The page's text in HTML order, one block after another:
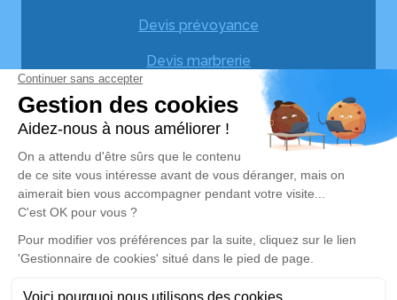
Devis prévoyance
Devis marbrerie
Nos agences
Pompes Funèbres et Marbrerie GIACOMO Funéraire
04 86 68 25 84
giacomo.funeraire@gmail.com
92 Avenue des Chutes Lavie - 13004 - Marseille
4.9/5 - 19 avis
Pompes Funèbres et Marbrerie GIACOMO Funéraire
04 65 05 85 34